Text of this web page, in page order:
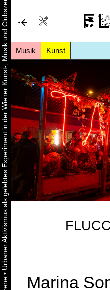
Musik Kunst
•
Urbaner Aktivismus als gelebtes Experiment in der Wiener Kunst-, Musik und Clubszene
Marina